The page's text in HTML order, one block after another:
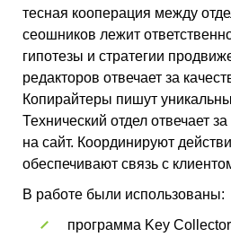
тесная кооперация между
сеошников лежит
гипотезы и стратегии
редакторов отвечает за
Копирайтеры пишут
Технический отдел отвечает
на сайт. Координируют
обеспечивают связь с
В работе были использованы:
программа Key